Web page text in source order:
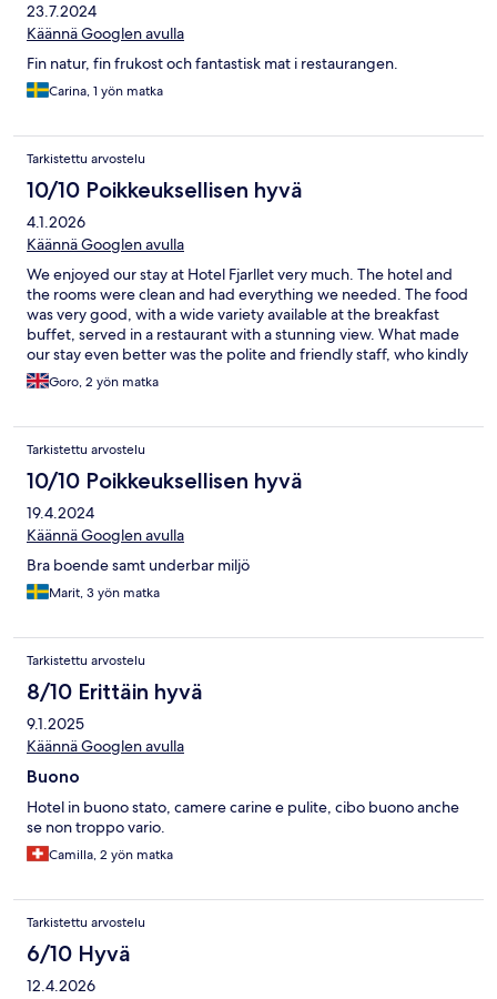
23.7.2024
Käännä Googlen avulla
Fin natur, fin frukost och fantastisk mat i restaurangen.
Carina, 1 yön matka
Tarkistettu arvostelu
10/10 Poikkeuksellisen hyvä
4.1.2026
Käännä Googlen avulla
We enjoyed our stay at Hotel Fjarllet very much. The hotel and
the rooms were clean and had everything we needed. The food
was very good, with a wide variety available at the breakfast
buffet, served in a restaurant with a stunning view. What made
our stay even better was the polite and friendly staff, who kindly
responded to some of our special requests. We would definitely
stay at this hotel again. Thank you very much.
Goro, 2 yön matka
Tarkistettu arvostelu
10/10 Poikkeuksellisen hyvä
19.4.2024
Käännä Googlen avulla
Bra boende samt underbar miljö
Marit, 3 yön matka
Tarkistettu arvostelu
8/10 Erittäin hyvä
9.1.2025
Käännä Googlen avulla
Buono
Hotel in buono stato, camere carine e pulite, cibo buono anche
se non troppo vario.
Camilla, 2 yön matka
Tarkistettu arvostelu
6/10 Hyvä
12.4.2026